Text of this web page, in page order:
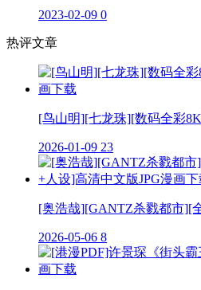
2023-02-09 0
热评文章
[鸟山明][七龙珠][数码全彩
2026-01-09 23
[奥浩哉][GANTZ杀戮都市][
2026-05-06 8